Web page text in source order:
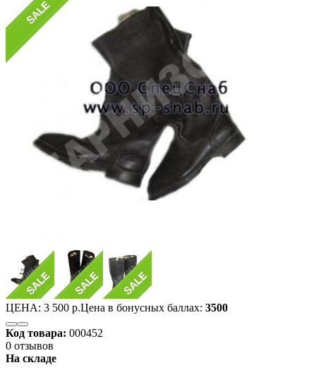
ЦЕНА: 3 500 р.Цена в бонусных баллах: 3500
Код товара: 000452
0 отзывов
На складе